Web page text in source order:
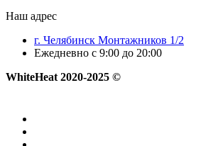
Наш адрес
г. Челябинск Монтажников 1/2
Ежедневно с 9:00 до 20:00
WhiteHeat 2020-2025 ©